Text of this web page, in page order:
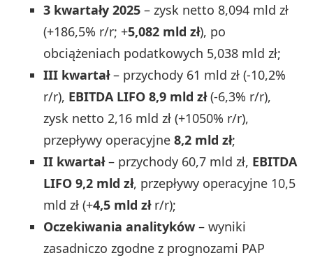
3 kwartały 2025 – zysk netto 8,094 mld zł
(+186,5% r/r; +5,082 mld zł), po
obciążeniach podatkowych 5,038 mld zł;
III kwartał– przychody 61 mld zł (-10,2%
r/r), EBITDA LIFO 8,9 mld zł(-6,3% r/r),
zysk netto 2,16 mld zł (+1050% r/r),
przepływy operacyjne8,2 mld zł;
II kwartał– przychody 60,7 mld zł, EBITDA
LIFO 9,2 mld zł, przepływy operacyjne 10,5
mld zł (+4,5 mld złr/r);
Oczekiwania analityków – wyniki
zasadniczo zgodne z prognozami PAP